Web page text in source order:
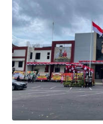
OPINI
Informasi
INDEKS
BERITA
KONTAK
KAMI